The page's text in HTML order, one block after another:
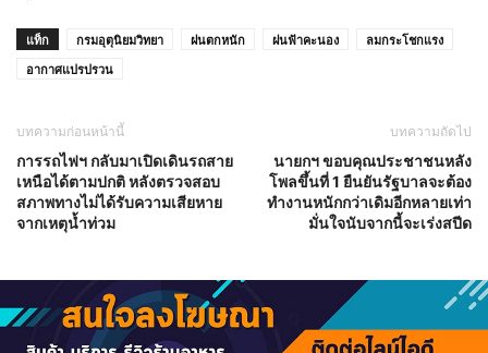
แท็ก กรมอุตุนิยมวิทยา ฝนตกหนัก ฝนฟ้าคะนอง
ลมกระโชกแรง
อากาศแปรปรวน
บทความก่อนหน้านี้
การรถไฟฯ กลับมาเปิดเดินรถสาย
เหนือได้ตามปกติ หลังตรวจสอบ
สภาพทางไม่ได้รับความเสียหาย
จากเหตุน้ำท่วม
บทความถัดไป
นายกฯ ขอบคุณประชาชนหลัง
โพลขึ้นที่ 1 ยืนยันรัฐบาลจะต้อง
ทำงานหนักกว่าเดิมอีกหลายเท่า
มั่นใจนับจากนี้จะเร่งสปีด